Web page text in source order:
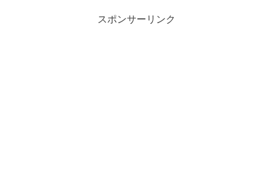
スポンサーリンク